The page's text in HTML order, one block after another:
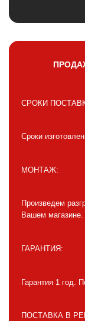
СРОКИ
Сроки
МОНТАЖ:
Произведем
Вашем
ГАРАНТИЯ:
Гарантия 1 год.
ПОСТАВКА В